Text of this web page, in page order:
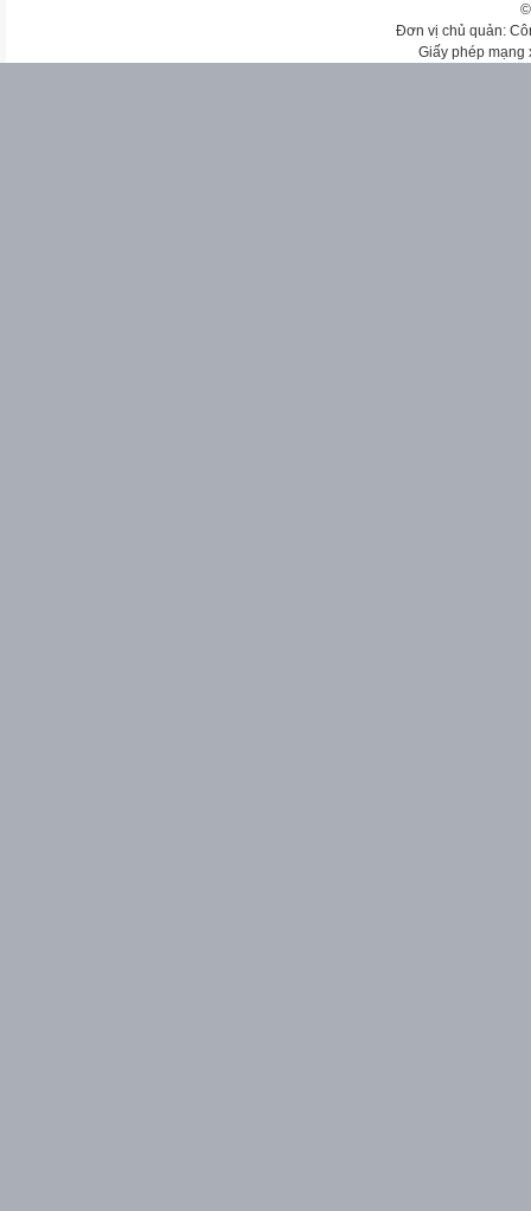
Đơn vị chủ quản:
Giấy phép mạng